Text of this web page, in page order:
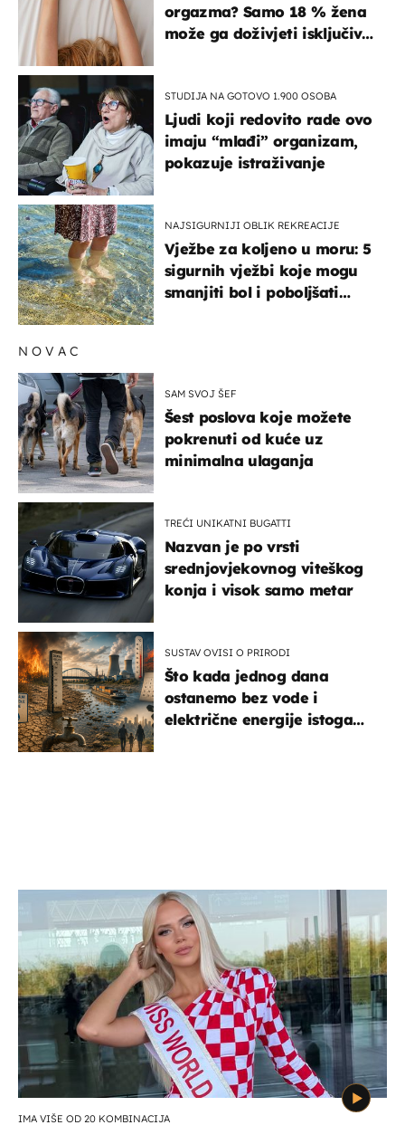
orgazma? Samo 18 % žena
može ga doživjeti isključivo
STUDIJA NA GOTOVO 1.900 OSOBA
Ljudi koji redovito rade ovo
imaju “mlađi” organizam,
pokazuje istraživanje
NAJSIGURNIJI OBLIK REKREACIJE
Vježbe za koljeno u moru: 5
sigurnih vježbi koje mogu
smanjiti bol i poboljšati
NOVAC
SAM SVOJ ŠEF
Šest poslova koje možete
pokrenuti od kuće uz
minimalna ulaganja
TREĆI UNIKATNI BUGATTI
Nazvan je po vrsti
srednjovjekovnog viteškog
konja i visok samo metar
SUSTAV OVISI O PRIRODI
Što kada jednog dana
ostanemo bez vode i
električne energije istoga
IMA VIŠE OD 20 KOMBINACIJA